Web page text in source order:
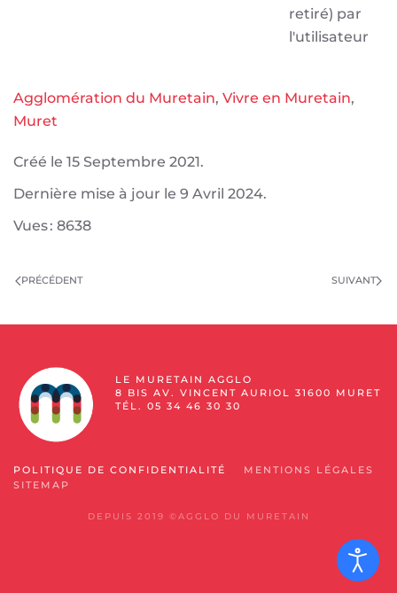
retiré) par
l'utilisateur
Agglomération du Muretain, Vivre en Muretain,
Muret
Créé le 15 Septembre 2021.
Dernière mise à jour le 9 Avril 2024.
Vues : 8638
PRÉCÉDENT SUIVANT
LE MURETAIN AGGLO
8 BIS AV. VINCENT AURIOL 31600 MURET
TÉL. 05 34 46 30 30
POLITIQUE DE CONFIDENTIALITÉ
MENTIONS LÉGALES
SITEMAP
DEPUIS 2019 ©AGGLO DU MURETAIN